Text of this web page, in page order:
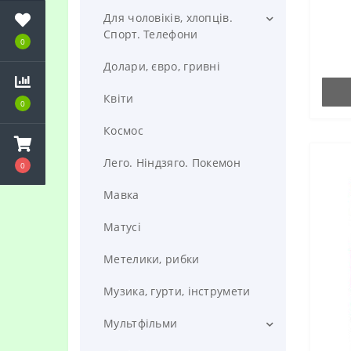
0
0
0
Для чоловіків, хлопців.
Спорт. Телефони
Жив бул пес
Риболовля та полювання
Сину
Спорт
Долари, євро, гривні
Квіти
Космос
Лего. Ніндзяго. Покемон
Мавка
Матусі
Метелики, рибки
Музика, гурти, інструмети
Мультфільми